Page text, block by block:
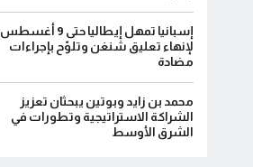
إسبانيا تمهل إيطاليا حتى 9 أغسطس
لإنهاء تعليق شنغن وتلوّح بإجراءات
مضادة
محمد بن زايد وبوتين يبحثان تعزيز
الشراكة الاستراتيجية وتطورات في
الشرق الأوسط